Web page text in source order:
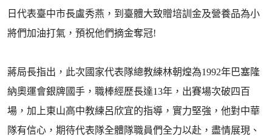
日代表臺中市長盧秀燕，到臺體大致贈培訓金及營養品為小
將們加油打氣，預祝他們摘金奪冠!
蔣局長指出，此次國家代表隊總教練林朝煌為1992年巴塞隆
納奧運會銀牌國手，職棒經歷長達13年，出賽場次破四百
場，加上東山高中教練呂欣宜的指導，實力堅強，他對中華
隊有信心，期待代表隊全體隊職員們全力以赴，盡情展現、